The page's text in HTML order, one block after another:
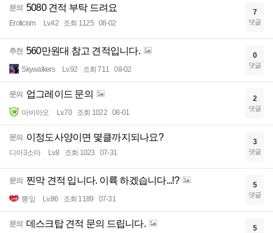
문의 5080 견적 부탁 드려요
Eroticism Lv.42 조회 1125 08-02
7
댓글
추천 560만원대 참고 견적입니다.
Skywalkers Lv.92 조회 711 08-02
0
댓글
문의 업그레이드 문의
아비아오 Lv.70 조회 1022 08-01
2
댓글
문의 이정도사양이면 몇클까지되나요?
디아3소마 Lv.8 조회 1023 07-31
3
댓글
문의 찐막 견적 입니다. 이륙 하겠습니다...!?
뽕잎 Lv.86 조회 1189 07-31
5
댓글
문의 데스크탑 견적 문의 드립니다. 5